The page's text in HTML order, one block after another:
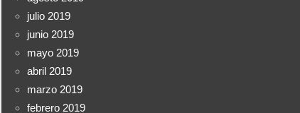
julio 2019
junio 2019
mayo 2019
abril 2019
marzo 2019
febrero 2019